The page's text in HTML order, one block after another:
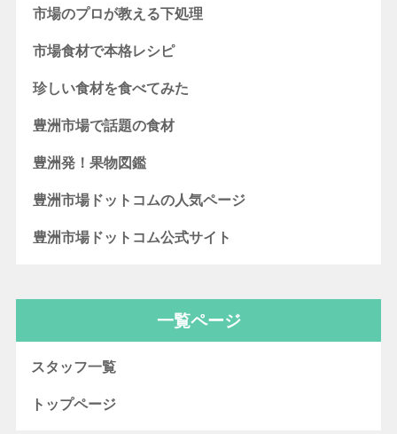
市場のプロが教える下処理
市場食材で本格レシピ
珍しい食材を食べてみた
豊洲市場で話題の食材
豊洲発！果物図鑑
豊洲市場ドットコムの人気ページ
豊洲市場ドットコム公式サイト
一覧ページ
スタッフ一覧
トップページ